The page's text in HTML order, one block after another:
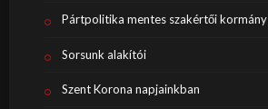
Pártpolitika mentes szakértői kormány
Sorsunk alakítói
Szent Korona napjainkban